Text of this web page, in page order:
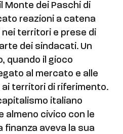
Monte dei Paschi di
reazioni a catena
territori e prese di
dei sindacati. Un
quando il gioco
al mercato e alle
ai territori di riferimento.
italiano
almeno civico con le
finanza aveva la sua